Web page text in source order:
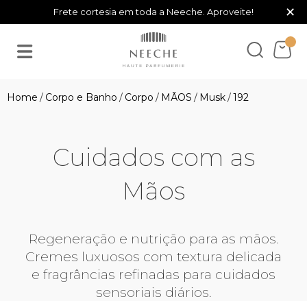
Frete cortesia em toda a Neeche. Aproveite! ×
Corpo e Banho Corpo MÃOS Musk 192
Cuidados com as
Mãos
Regeneração e nutrição para as mãos.
Cremes luxuosos com textura delicada
e fragrâncias refinadas para cuidados
sensoriais diários.